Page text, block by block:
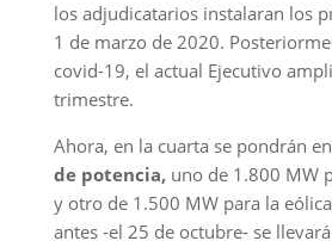
los adjudicatarios instalaran los
1 de marzo de 2020.
covid-19, el actual Ejecutivo
trimestre.
Ahora, en la cuarta se pondrán
de potencia,uno de 1.800 MW
y otro de 1.500 MW para la
antes -el 25 de octubre- se